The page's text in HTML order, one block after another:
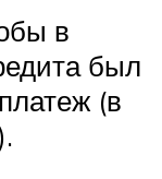
в
был
(в